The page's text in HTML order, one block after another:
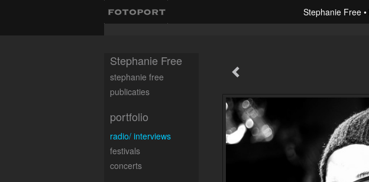
Stephanie Free
Stephanie Free
stephanie free
publicaties
portfolio
radio/ interviews
festivals
concerts